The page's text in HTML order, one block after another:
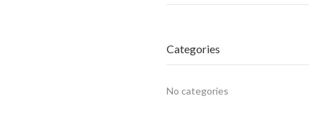
Categories
No categories